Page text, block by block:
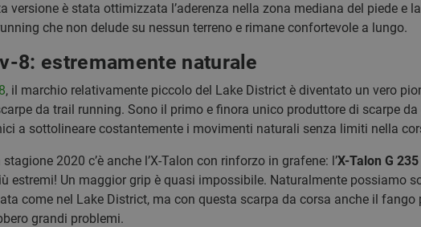
versione è stata ottimizzata l’aderenza nella zona mediana del piede e
che non delude su nessun terreno e rimane confortevole a lungo.
8: estremamente naturale
, il marchio relativamente piccolo del Lake District è diventato un vero
da trail running. Sono il primo e finora unico produttore di scarpe
a sottolineare costantemente i movimenti naturali senza limiti nella
stagione 2020 c’è anche l’X-Talon con rinforzo in grafene: l’X-Talon G 235
estremi! Un maggior grip è quasi impossibile. Naturalmente possiamo
come nel Lake District, ma con questa scarpa da corsa anche il
grandi problemi.